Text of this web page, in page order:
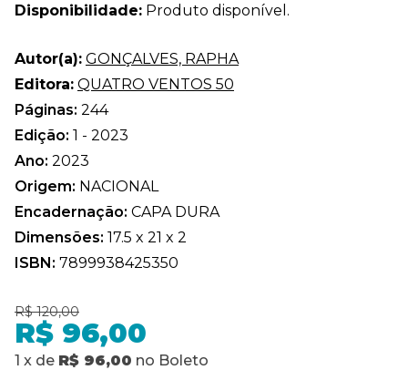
Disponibilidade: Produto disponível.
Autor(a): GONÇALVES, RAPHA
Editora: QUATRO VENTOS 50
Páginas: 244
Edição: 1 - 2023
Ano: 2023
Origem: NACIONAL
Encadernação: CAPA DURA
Dimensões: 17.5 x 21 x 2
ISBN: 7899938425350
R$ 120,00
R$ 96,00
1 x de R$ 96,00 no Boleto